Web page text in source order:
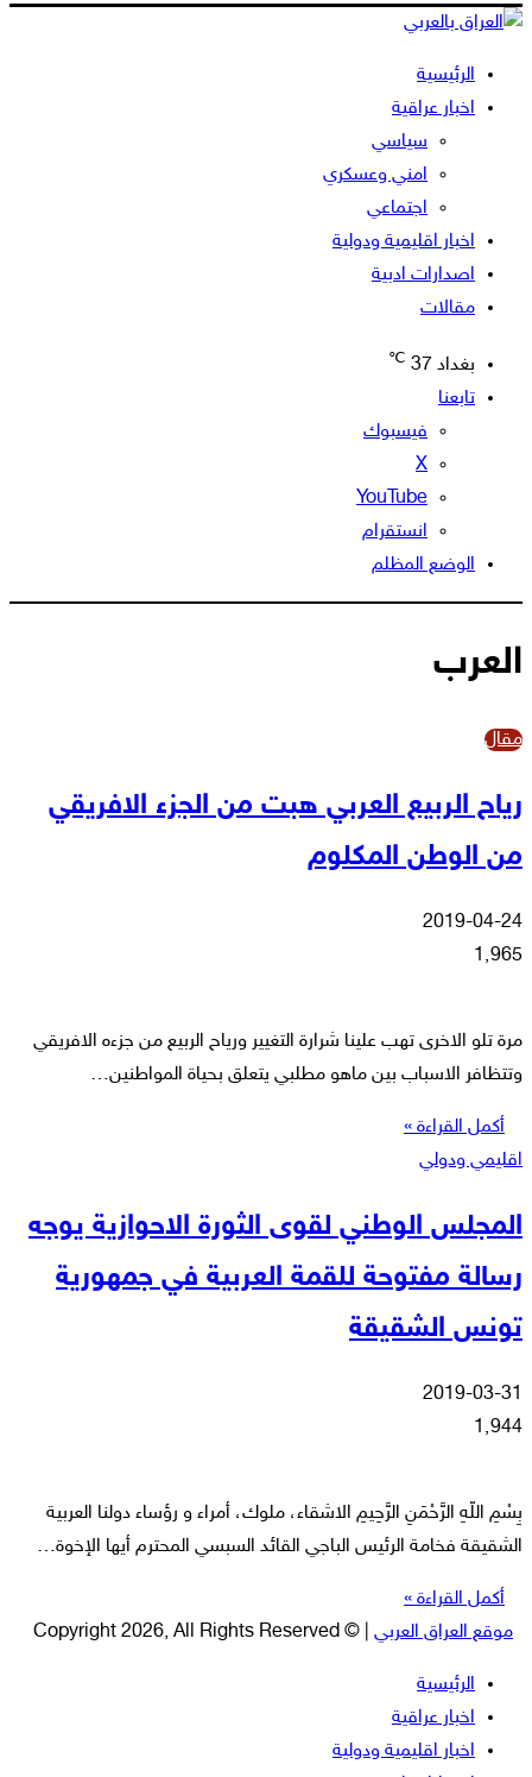
الرئيسية
اخبار عراقية
سياسي
امني وعسكري
اجتماعي
اخبار اقليمية ودولية
اصدارات ادبية
مقالات
بغداد 37
℃
تابعنا
فيسبوك
‫X
‫YouTube
انستقرام
الوضع المظلم
العرب
مقال
رياح الربيع العربي هبت من الجزء الافريقي
من الوطن المكلوم
2019-04-24
1٬965
مرة تلو الاخرى تهب علينا شرارة التغيير ورياح الربيع من جزءه الافريقي
وتتظافر الاسباب بين ماهو مطلبي يتعلق بحياة المواطنين…
أكمل القراءة »
اقليمي ودولي
المجلس الوطني لقوى الثورة الاحوازية يوجه
رسالة مفتوحة للقمة العربية في جمهورية
تونس الشقيقة
2019-03-31
1٬944
بِسْمِ اللّهِ الرَّحْمَنِ الرَّحِيمِ الاشقاء، ملوك، أمراء و رؤساء دولنا العربية
الشقيقة فخامة الرئيس الباجي القائد السبسي المحترم أيها الإخوة…
أكمل القراءة »
موقع العراق العربي | © Copyright 2026, All Rights Reserved
الرئيسية
اخبار عراقية
اخبار اقليمية ودولية